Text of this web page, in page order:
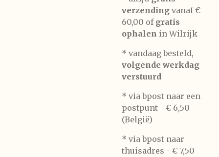
verzending vanaf €
60,00 of gratis
ophalen in Wilrijk
* vandaag besteld,
volgende werkdag
verstuurd
* via bpost naar een
postpunt - € 6,50
(België)
* via bpost naar
thuisadres - € 7,50